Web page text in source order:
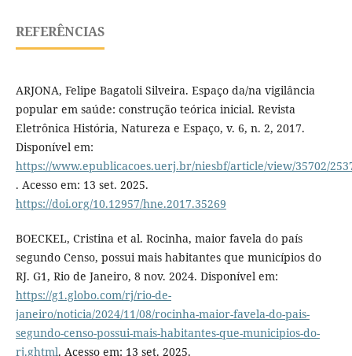
REFERÊNCIAS
ARJONA, Felipe Bagatoli Silveira. Espaço da/na vigilância
popular em saúde: construção teórica inicial. Revista
Eletrônica História, Natureza e Espaço, v. 6, n. 2, 2017.
Disponível em:
https://www.epublicacoes.uerj.br/niesbf/article/view/35702/
. Acesso em: 13 set. 2025.
https://doi.org/10.12957/hne.2017.35269
BOECKEL, Cristina et al. Rocinha, maior favela do país
segundo Censo, possui mais habitantes que municípios do
RJ. G1, Rio de Janeiro, 8 nov. 2024. Disponível em:
https://g1.globo.com/rj/rio-de-
janeiro/noticia/2024/11/08/rocinha-maior-favela-do-pais-
segundo-censo-possui-mais-habitantes-que-municipios-do-
rj.ghtml. Acesso em: 13 set. 2025.